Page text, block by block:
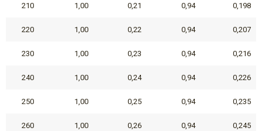
210 1,00 0,21 0,94 0,198
220 1,00 0,22 0,94 0,207
230 1,00 0,23 0,94 0,216
240 1,00 0,24 0,94 0,226
250 1,00 0,25 0,94 0,235
260 1,00 0,26 0,94 0,245